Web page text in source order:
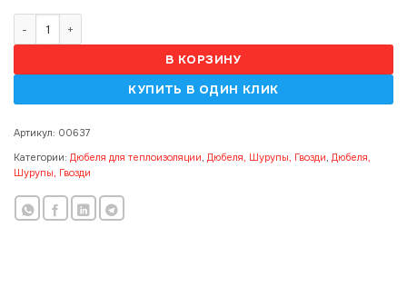
В КОРЗИНУ
Артикул: 00637
Категории: Дюбеля для теплоизоляции, Дюбеля, Шурупы, Гвозди, Дюбеля,
Шурупы, Гвозди